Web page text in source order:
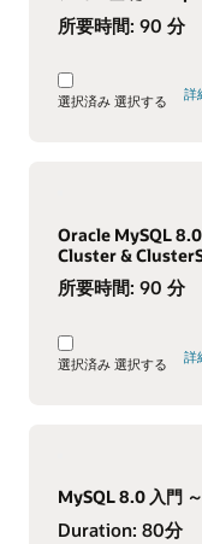
所要時間: 90 分
選択済み 選択する 詳
Oracle MySQL
Cluster &
所要時間: 90 分
選択済み 選択する 詳
MySQL 8.0 入門
Duration: 80分